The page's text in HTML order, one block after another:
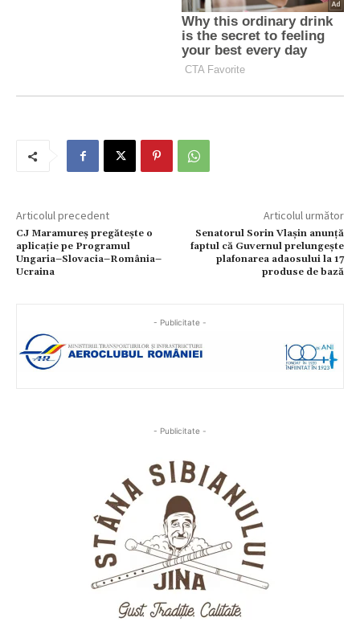
Articolul precedent
CJ Maramureș pregătește o
aplicație pe Programul
Ungaria–Slovacia–România–
Ucraina
Articolul următor
Senatorul Sorin Vlașin anunță
faptul că Guvernul prelungește
plafonarea adaosului la 17
produse de bază
- Publicitate -
- Publicitate -